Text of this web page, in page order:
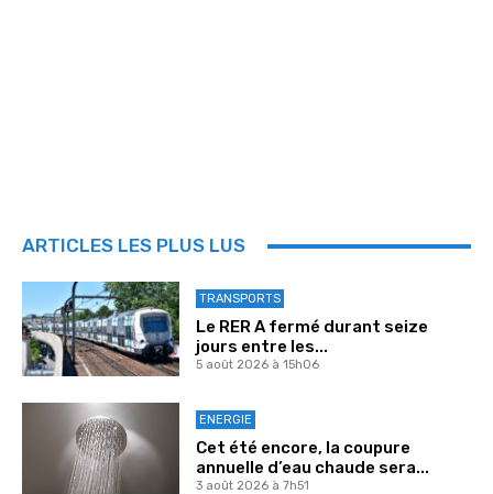
ARTICLES LES PLUS LUS
TRANSPORTS
Le RER A fermé durant seize
jours entre les...
5 août 2026 à 15h06
ENERGIE
Cet été encore, la coupure
annuelle d’eau chaude sera...
3 août 2026 à 7h51